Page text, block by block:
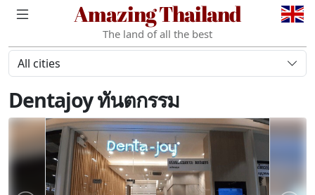
Amazing Thailand
The land of all the best
All cities
Dentajoy ทันตกรรม